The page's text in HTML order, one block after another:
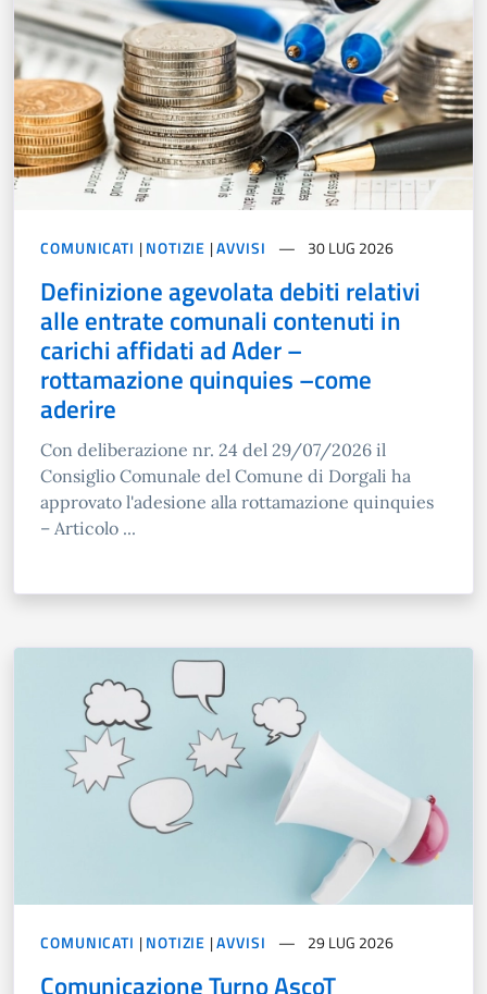
COMUNICATI |NOTIZIE |AVVISI 30 LUG 2026
Definizione agevolata debiti relativi
alle entrate comunali contenuti in
carichi affidati ad Ader –
rottamazione quinquies –come
aderire
Con deliberazione nr. 24 del 29/07/2026 il
Consiglio Comunale del Comune di Dorgali ha
approvato l'adesione alla rottamazione quinquies
– Articolo ...
COMUNICATI |NOTIZIE |AVVISI 29 LUG 2026
Comunicazione Turno AscoT